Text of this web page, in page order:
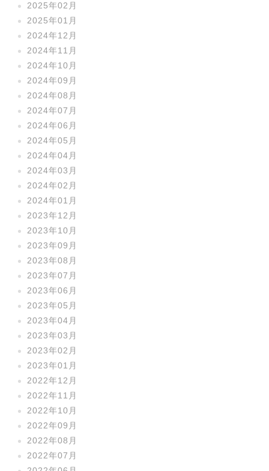
2025年02月
2025年01月
2024年12月
2024年11月
2024年10月
2024年09月
2024年08月
2024年07月
2024年06月
2024年05月
2024年04月
2024年03月
2024年02月
2024年01月
2023年12月
2023年10月
2023年09月
2023年08月
2023年07月
2023年06月
2023年05月
2023年04月
2023年03月
2023年02月
2023年01月
2022年12月
2022年11月
2022年10月
2022年09月
2022年08月
2022年07月